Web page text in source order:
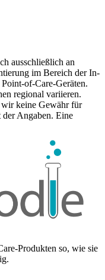
ausschließlich an
im Bereich der In-
of-Care-Geräten.
regional variieren.
wir keine Gewähr für
Angaben. Eine
Produkten so, wie sie